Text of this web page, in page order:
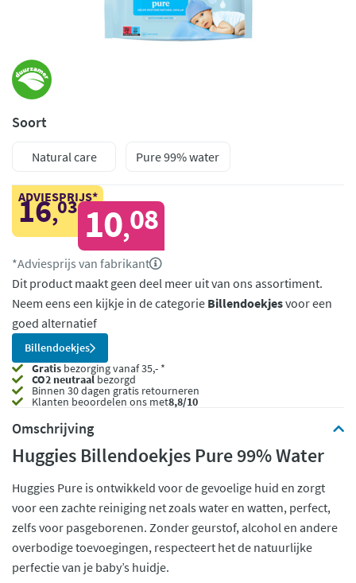
Soort
Natural care Pure 99% water
ADVIESPRIJS*
16,03 10,08
*Adviesprijs van fabrikant
Dit product maakt geen deel meer uit van ons assortiment.
Neem eens een kijkje in de categorie Billendoekjesvoor een
goed alternatief
Billendoekjes
Gratis bezorging vanaf 35,- *
CO2 neutraalbezorgd
Binnen 30 dagen gratis retourneren
Klanten beoordelen ons met8,8/10
Omschrijving
Huggies Billendoekjes Pure 99% Water
Huggies Pure is ontwikkeld voor de gevoelige huid en zorgt
voor een zachte reiniging net zoals water en watten, perfect,
zelfs voor pasgeborenen. Zonder geurstof, alcohol en andere
overbodige toevoegingen, respecteert het de natuurlijke
perfectie van je baby’s huidje.